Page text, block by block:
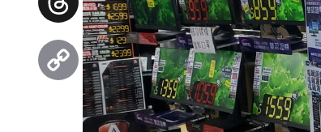
Threads
Copy